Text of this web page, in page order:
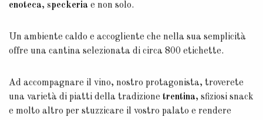
enoteca, speckeria e non solo.
Un ambiente caldo e accogliente che nella sua semplicità
offre una cantina selezionata di circa 800 etichette.
Ad accompagnare il vino, nostro protagonista, troverete
una varietà di piatti della tradizione trentina, sfiziosi snack
e molto altro per stuzzicare il vostro palato e rendere